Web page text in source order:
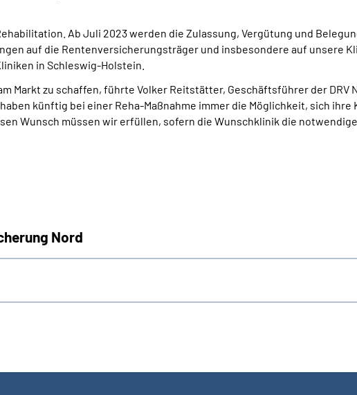
Ab Juli 2023 werden die Zulassung, Vergütung und
auf die Rentenversicherungsträger und insbesondere auf unsere
in Schleswig-Holstein.
Markt zu schaffen, führte Volker Reitstätter, Geschäftsführer der DRV
künftig bei einer Reha-Maßnahme immer die Möglichkeit, sich ihre
Wunsch müssen wir erfüllen, sofern die Wunschklinik die
Nord